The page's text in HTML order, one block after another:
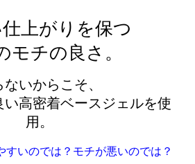
上がりを保つ
モチの良さ。
ないからこそ、
高密着ベースジェルを使
用。
すいのでは？モチが悪いのでは？